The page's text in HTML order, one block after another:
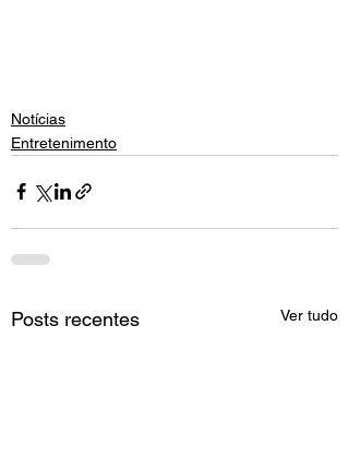
Notícias
Entretenimento
Posts recentes Ver tudo